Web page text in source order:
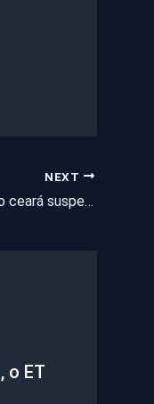
NEXT
Ataques: governo do ceará suspende férias de PMs, policiais civis e de agentes penitenciários após reunião com a cúpula da segurança
o ET